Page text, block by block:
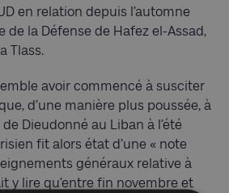
en relation depuis l’automne
de la Défense de Hafez el-Assad,
Tlass.
avoir commencé à susciter
d’une manière plus poussée, à
Dieudonné au Liban à l’été
fit alors état d’une « note
généraux relative à
y lire qu’entre fin novembre et